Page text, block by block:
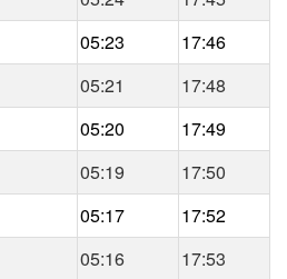
05:23
17:46
05:21
17:48
05:20
17:49
05:19
17:50
05:17
17:52
05:16
17:53